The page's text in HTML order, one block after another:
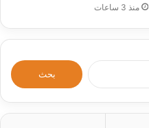
منذ 3 ساعات